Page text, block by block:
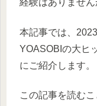
経験はありません
本記事では、
YOASOBIの大ヒ
にご紹介します。
この記事を読むこ